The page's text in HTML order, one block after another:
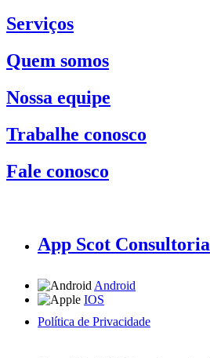
Serviços
Quem somos
Nossa equipe
Trabalhe conosco
Fale conosco
App Scot Consultoria
Android
IOS
Política de Privacidade